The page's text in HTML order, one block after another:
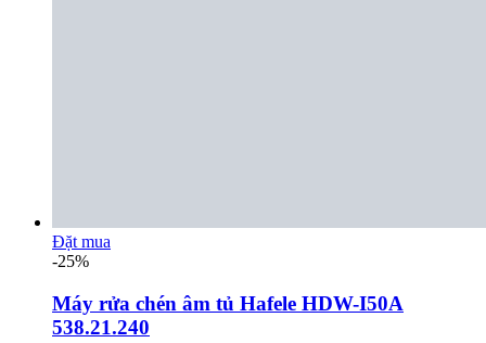
Đặt mua
-25%
Máy rửa chén âm tủ Hafele HDW-I50A
538.21.240